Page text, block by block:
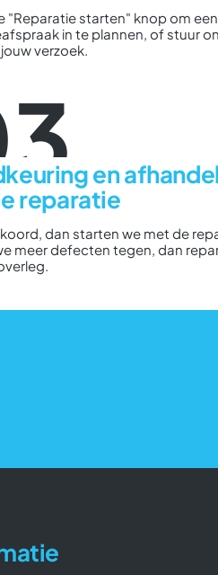
"Reparatie starten" knop om een
in te plannen, of stuur
verzoek.
en
reparatie
dan starten we met de
meer defecten tegen, dan